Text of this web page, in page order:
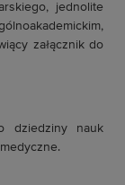
jednolite
załącznik do
dziedziny nauk